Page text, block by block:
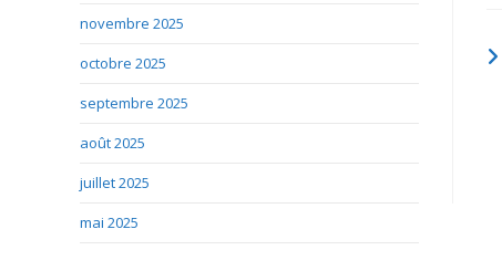
novembre 2025
octobre 2025
septembre 2025
août 2025
juillet 2025
mai 2025